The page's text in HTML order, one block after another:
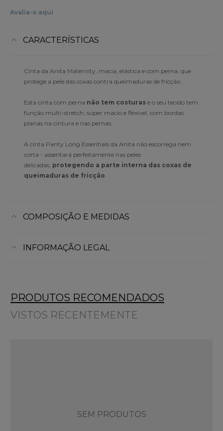
Avalia-o aqui
CARACTERÍSTICAS
Cinta da Anita Maternity, macia, elástica e com perna, que
protege a pele das coxas contra queimaduras de fricção.
Esta cinta com perna não tem costuras e o seu tecido tem
função multi-stretch, super macio e fléxivel, com bordas
planas na cintura e nas pernas.
A cinta Panty Long Essentials da Anita não escorrega nem
corta - assentará perfeitamente nas peles
delicadas, protegendo a parte interna das coxas de
queimaduras de fricção.
COMPOSIÇÃO E MEDIDAS
INFORMAÇÃO LEGAL
PRODUTOS RECOMENDADOS
VISTOS RECENTEMENTE
SEM PRODUTOS